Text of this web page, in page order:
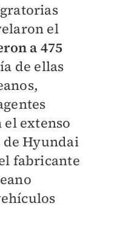
el
a 475
de ellas
extenso
Hyundai
fabricante